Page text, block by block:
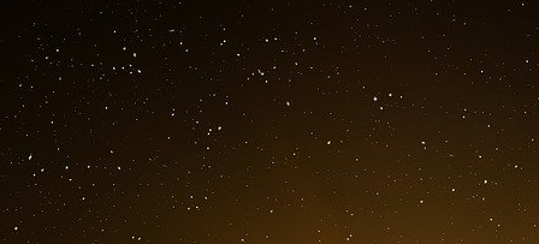
D’un côté, ils craignent d’être
président russe revanchiste, Vladimir
encore davantage sur laTurquie, qui
l’OTAN en Europe.
Ce choix implique
contrôle total des institutions dans son pays,
Le système judiciaire fonctionne à sa guise,
afin d’écarter ses rivaux. Ekrem
redoutable, a été emprisonné sur la base